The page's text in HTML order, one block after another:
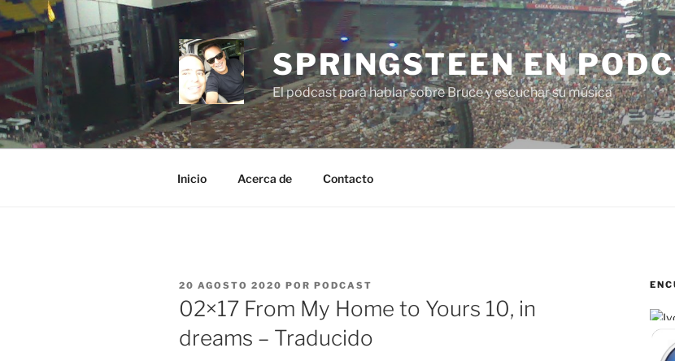
Saltar
al
contenido
SPRINGSTEEN EN
El podcast para hablar sobre Bruce y escuchar su música
Inicio Acerca de Contacto
PUBLICADO
EL
20 AGOSTO 2020 POR PODCAST
02×17 From My Home to Yours 10, in
dreams – Traducido